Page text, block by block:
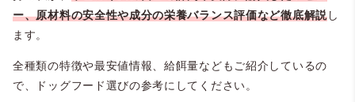
ー、原材料の安全性や成分の栄養バランス評価など徹底解説し
ます。
全種類の特徴や最安値情報、給餌量などもご紹介しているの
で、ドッグフード選びの参考にしてください。